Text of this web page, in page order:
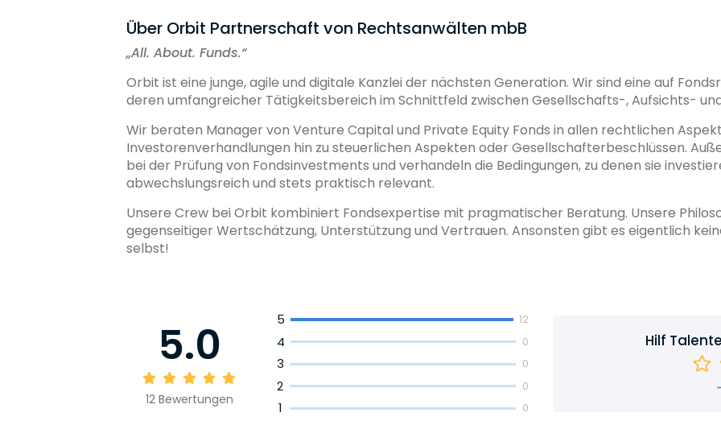
Über Orbit Partnerschaft von Rechtsanwälten mbB
„All. About. Funds.“
Orbit ist eine junge, agile und digitale Kanzlei der nächsten Generation. Wir sind eine auf
deren umfangreicher Tätigkeitsbereich im Schnittfeld zwischen Gesellschafts-, Aufsichts-
Wir beraten Manager von Venture Capital und Private Equity Fonds in allen rechtlichen
Investorenverhandlungen hin zu steuerlichen Aspekten oder Gesellschafterbeschlüssen.
bei der Prüfung von Fondsinvestments und verhandeln die Bedingungen, zu denen sie
abwechslungsreich und stets praktisch relevant.
Unsere Crew bei Orbit kombiniert Fondsexpertise mit pragmatischer Beratung. Unsere
gegenseitiger Wertschätzung, Unterstützung und Vertrauen. Ansonsten gibt es eigentlich
selbst!
5.0
12 Bewertungen
5 12
4 0
3 0
2 0
1 0
Hilf